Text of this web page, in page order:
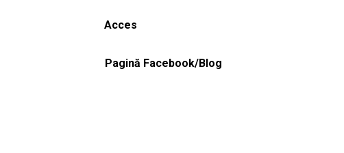
Acces
Pagină Facebook/Blog